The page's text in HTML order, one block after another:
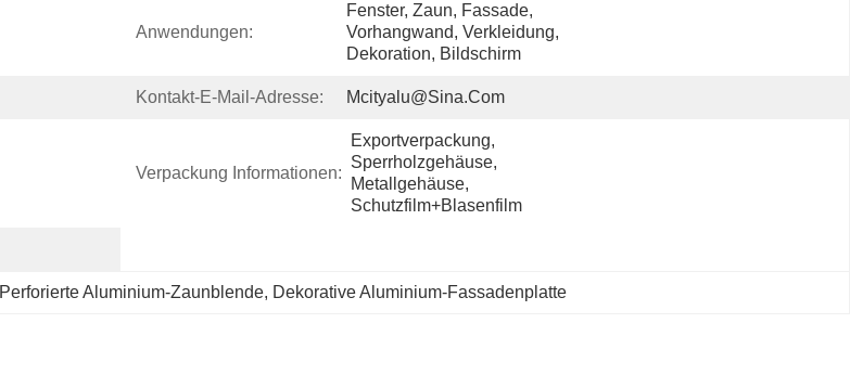
Anwendungen:
Fenster, Zaun, Fassade,
Vorhangwand, Verkleidung,
Dekoration, Bildschirm
Kontakt-E-Mail-Adresse: Mcityalu@sina.com
Verpackung Informationen:
Exportverpackung,
Sperrholzgehäuse,
Metallgehäuse,
Schutzfilm+Blasenfilm
Perforierte Aluminium-Zaunblende, Dekorative Aluminium-Fassadenplatte